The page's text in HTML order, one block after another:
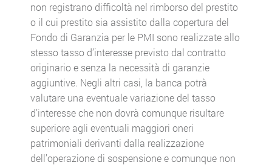
non registrano difficoltà nel rimborso del prestito
o il cui prestito sia assistito dalla copertura del
Fondo di Garanzia per le PMI sono realizzate allo
stesso tasso d’interesse previsto dal contratto
originario e senza la necessità di garanzie
aggiuntive. Negli altri casi, la banca potrà
valutare una eventuale variazione del tasso
d’interesse che non dovrà comunque risultare
superiore agli eventuali maggiori oneri
patrimoniali derivanti dalla realizzazione
dell’operazione di sospensione e comunque non